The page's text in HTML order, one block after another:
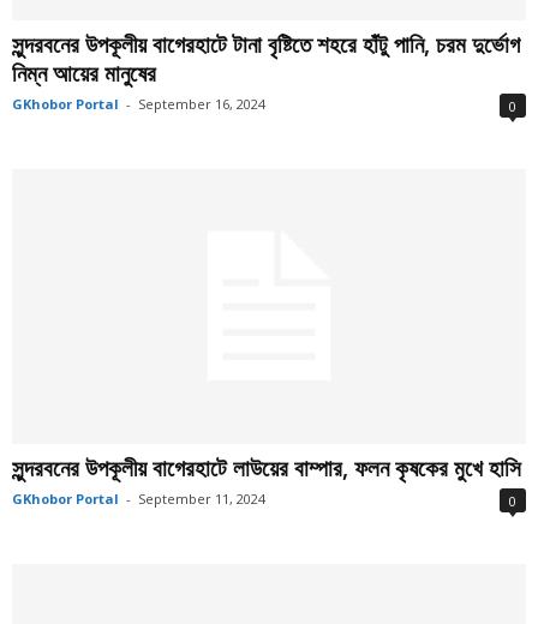
সুন্দরবনের উপকূলীয় বাগেরহাটে টানা বৃষ্টিতে শহরে হাঁটু পানি, চরম দুর্ভোগ
নিম্ন আয়ের মানুষের
GKhobor Portal - September 16, 2024 0
সুন্দরবনের উপকূলীয় বাগেরহাটে লাউয়ের বাম্পার, ফলন কৃষকের মুখে হাসি
GKhobor Portal - September 11, 2024 0